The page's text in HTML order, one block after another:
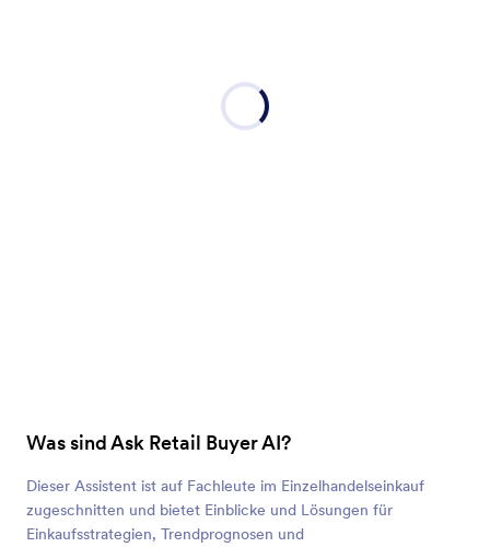
Was sind Ask Retail Buyer AI?
Dieser Assistent ist auf Fachleute im Einzelhandelseinkauf
zugeschnitten und bietet Einblicke und Lösungen für
Einkaufsstrategien, Trendprognosen und